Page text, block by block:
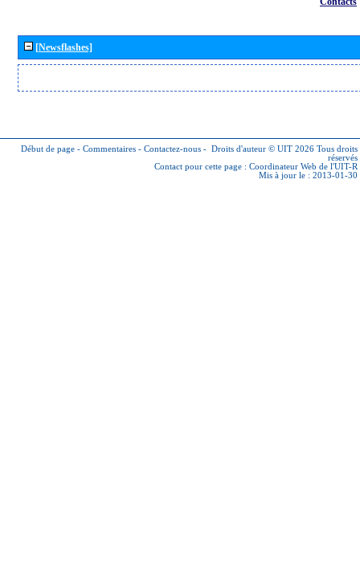
[Newsflashes]
Début de page - Commentaires - Contactez-nous - Droits d'auteur © UIT 2026 Tous droits
réservés
Contact pour cette page : Coordinateur Web de l'UIT-R
Mis à jour le : 2013-01-30